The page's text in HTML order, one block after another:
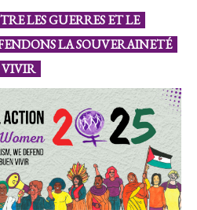
LES GUERRES ET LE
LA SOUVERAINETÉ
VIVIR